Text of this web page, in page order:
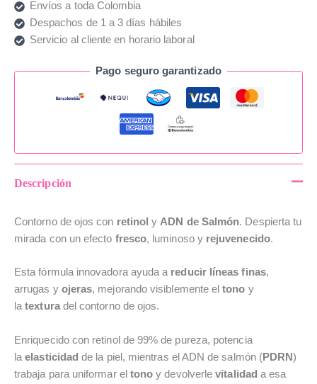
Envíos a toda Colombia
Despachos de 1 a 3 días hábiles
Servicio al cliente en horario laboral
Pago seguro garantizado
Descripción
Contorno de ojos con retinol y ADN de Salmón. Despierta tu
mirada con un efecto fresco, luminoso y rejuvenecido.
Esta fórmula innovadora ayuda a reducir líneas finas,
arrugas y ojeras, mejorando visiblemente eltono y
latexturadel contorno de ojos.
Enriquecido con retinol de 99% de pureza, potencia
laelasticidad de la piel, mientras el ADN de salmón (PDRN)
trabaja para uniformar el tono y devolverlevitalidad a esa